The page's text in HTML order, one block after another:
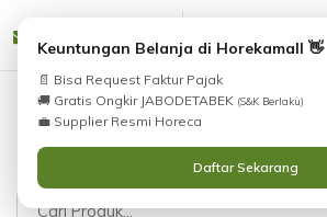
(021) 38783380
Keuntungan Belanja di Horekamall 👋
📄 Bisa Request Faktur Pajak
🚚 Gratis Ongkir JABODETABEK (S&K Berlaku)
💼 Supplier Resmi Horeca
Daftar Sekarang